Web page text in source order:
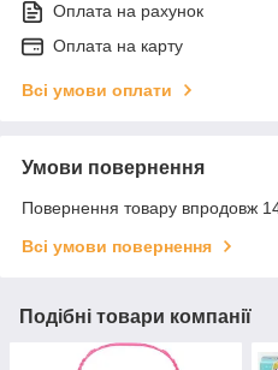
Оплата на рахунок
Оплата на карту
Всі умови оплати
Умови повернення
Повернення товару впродовж
Всі умови повернення
Подібні товари компанії